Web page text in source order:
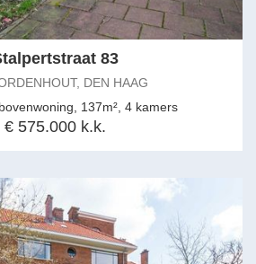
83
DEN HAAG
137m², 4 kamers
€ 575.000 k.k.